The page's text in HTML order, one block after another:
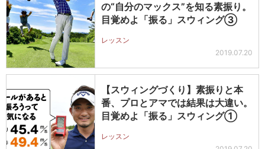
の“自分のマックス”を知る素振り。
目覚めよ「振る」スウィング③
レッスン
2019.07.20
【スウィングづくり】素振りと本
番、プロとアマでは結果は大違い。
目覚めよ「振る」スウィング①
レッスン